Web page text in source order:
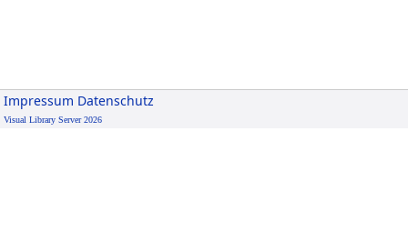
Impressum Datenschutz
Visual Library Server 2026